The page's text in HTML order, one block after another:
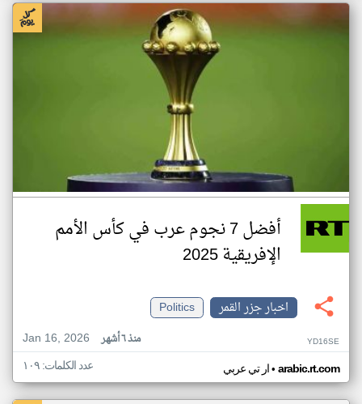
أفضل 7 نجوم عرب في كأس الأمم
الإفريقية 2025
اخبار جزر القمر
Politics
Jan 16, 2026
منذ ٦ أشهر YD16SE
ار تي عربي• arabic.rt.com عدد الكلمات: ١٠٩